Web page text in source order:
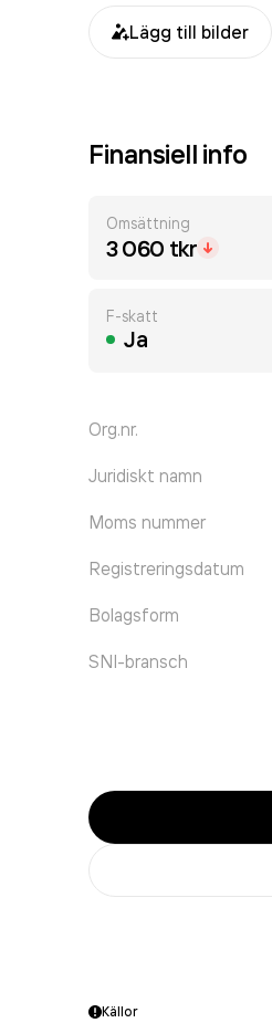
Lägg till bilder
Finansiell info
Omsättning
3 060 tkr
F-skatt
Ja
Org.nr.
Juridiskt namn
Moms nummer
Registreringsdatum
Bolagsform
SNI-bransch
Källor